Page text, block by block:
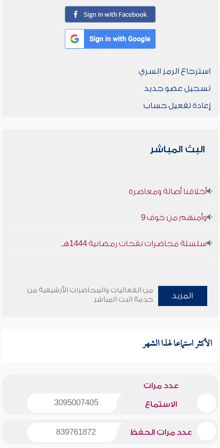
استرجاع الرمز السري
تسجيل عضو جديد
إعادة تفعيل حساب
البث المباشر
أخلاقنا أصالة ومعاصرة
وأمنهم من خوف 9
سلسلة محاضرات نفحات رمضانية 1444هـ
المزيد
من الفعاليات والمحاضرات الأرشيفية من
خدمة البث المباشر
الأكثر استماعا لهذا الشهر
عدد مرات
الاستماع 3095007405
عدد مرات الحفظ 839761872